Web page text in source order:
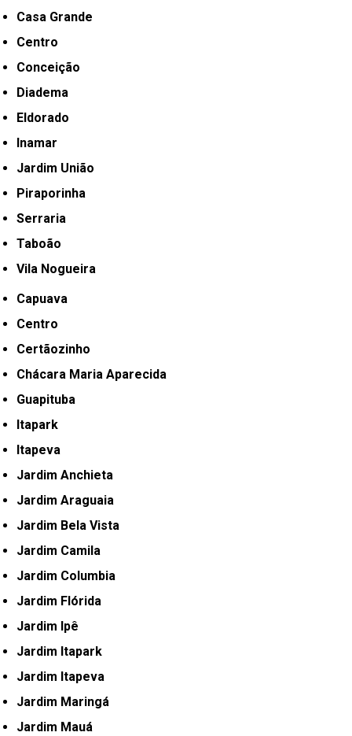
Casa Grande
Centro
Conceição
Diadema
Eldorado
Inamar
Jardim União
Piraporinha
Serraria
Taboão
Vila Nogueira
Capuava
Centro
Certãozinho
Chácara Maria Aparecida
Guapituba
Itapark
Itapeva
Jardim Anchieta
Jardim Araguaia
Jardim Bela Vista
Jardim Camila
Jardim Columbia
Jardim Flórida
Jardim Ipê
Jardim Itapark
Jardim Itapeva
Jardim Maringá
Jardim Mauá